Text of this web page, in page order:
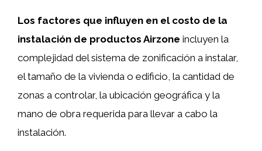
Los factores que influyen en el costo de la
instalación de productos Airzone incluyen la
complejidad del sistema de zonificación a instalar,
el tamaño de la vivienda o edificio, la cantidad de
zonas a controlar, la ubicación geográfica y la
mano de obra requerida para llevar a cabo la
instalación.